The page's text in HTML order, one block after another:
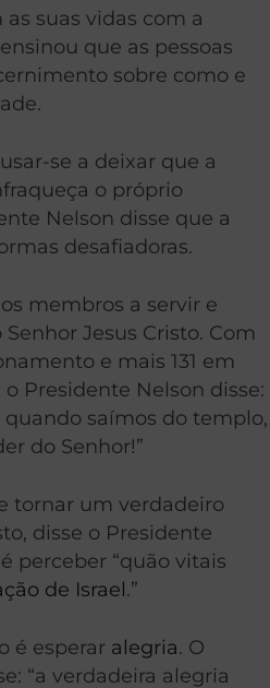
suas vidas com a
que as pessoas
sobre como e
se a deixar que a
o próprio
Nelson disse que a
desafiadoras.
membros a servir e
Senhor Jesus Cristo. Com
e mais 131 em
Presidente Nelson disse:
quando saímos do templo,
do Senhor!”
tornar um verdadeiro
disse o Presidente
perceber “quão vitais
de Israel.”
é esperar alegria. O
“a verdadeira alegria